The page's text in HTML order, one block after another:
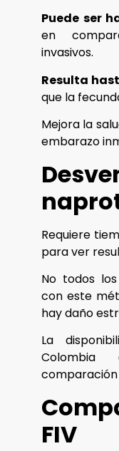
Puede ser
en
invasivos.
Resulta
que la
Mejora la
embarazo
Requiere
para ver
No todos
con este
hay daño
La
comparación